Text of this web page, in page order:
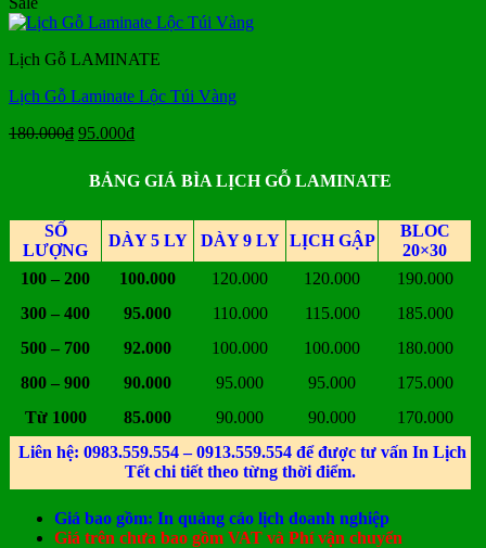
là:
tại
95.000₫.
Lịch Gỗ LAMINATE
Lịch Gỗ Laminate Lộc Túi Vàng
180.000₫ Giá
là:
180.000₫.
95.000₫Giá
tại
là:
BẢNG GIÁ BÌA LỊCH GỖ LAMINATE
SỐ
LƯỢNG
DÀY 5 LY DÀY 9 LY LỊCH GẬP
BLOC
20×30
100 – 200
100.000 120.000 120.000
190.000
300 – 400
95.000 110.000 115.000
185.000
500 – 700
92.000 100.000 100.000
180.000
800 – 900
90.000 95.000 95.000
175.000
Từ 1000
85.000 90.000 90.000
170.000
Liên hệ: 0983.559.554 – 0913.559.554 để được tư vấn In Lịch
Tết chi tiết theo từng thời điểm.
Giá bao gồm: In quảng cáo lịch doanh nghiệp
Giá trên chưa bao gồm VAT và Phí vận chuyển